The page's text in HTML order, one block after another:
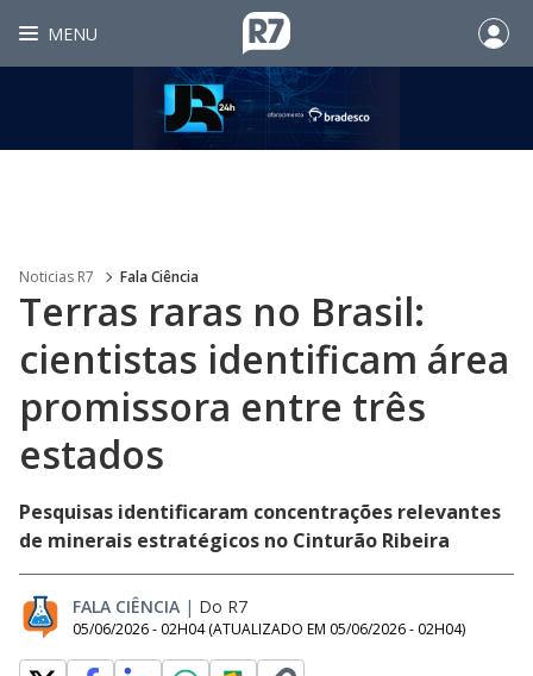
MENU
Noticias R7 Fala Ciência
Terras raras no Brasil:
cientistas identificam área
promissora entre três
estados
Pesquisas identificaram concentrações relevantes
de minerais estratégicos no Cinturão Ribeira
FALA CIÊNCIA | Do R7
05/06/2026 - 02H04 (ATUALIZADO EM 05/06/2026 - 02H04)